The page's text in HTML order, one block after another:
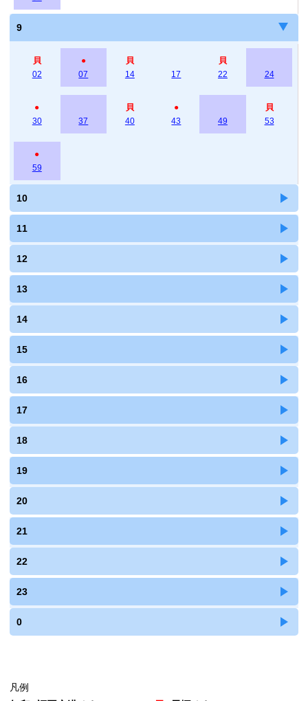
9
貝
02
●
07
貝
14
17
貝
22
24
●
30
37
貝
40
●
43
49
貝
53
●
59
10
11
12
13
14
15
16
17
18
19
20
21
22
23
0
凡例